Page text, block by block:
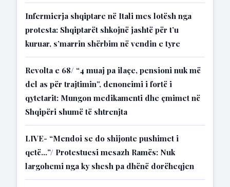
Infermierja shqiptare në Itali mes lotësh nga
protesta: Shqiptarët shkojnë jashtë për t’u
kuruar, s’marrin shërbim në vendin e tyre
Revolta e 68/ “4 muaj pa ilaçe, pensioni nuk më
del as për trajtimin”, denoncimi i fortë i
qytetarit: Mungon medikamenti dhe çmimet në
Shqipëri shumë të shtrenjta
LIVE- “Mendoi se do shijonte pushimet i
qetë…”/ Protestuesi mesazh Ramës: Nuk
largohemi nga ky shesh pa dhënë dorëheqjen